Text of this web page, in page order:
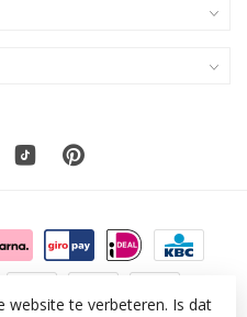
website te verbeteren. Is dat